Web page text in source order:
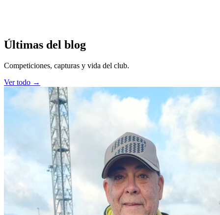
Últimas del blog
Competiciones, capturas y vida del club.
Ver todo →